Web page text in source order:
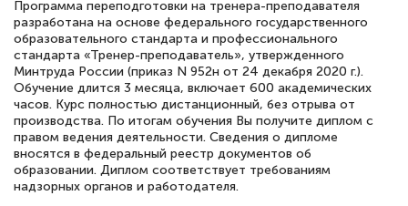
Елена Кравченко
Знаток города 5 уровня
18 марта 2026
Выражаю благодарность за курс
повышения квалификации "Эксперт ЕГЭ по
русскому языку и литературе". Много
Программа переподготовки на тренера-преподавателя
разработана на основе федерального государственного
образовательного стандарта и профессионального
стандарта «Тренер-преподаватель», утвержденного
Минтруда России (приказ N 952н от 24 декабря 2020 г.).
Обучение длится 3 месяца, включает 600 академических
часов. Курс полностью дистанционный, без отрыва от
производства. По итогам обучения Вы получите диплом с
правом ведения деятельности. Сведения о дипломе
вносятся в федеральный реестр документов об
образовании. Диплом соответствует требованиям
надзорных органов и работодателя.